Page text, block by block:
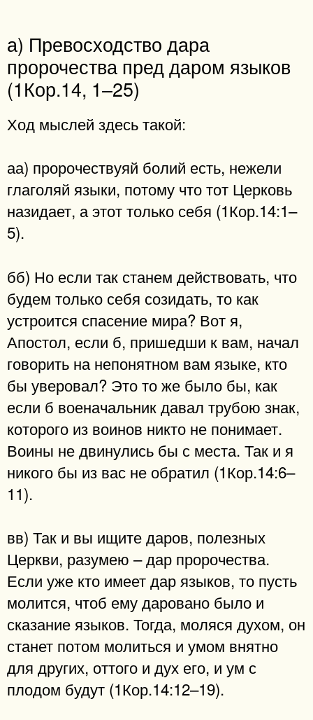
а) Превосходство дара
пророчества пред даром языков
(1Кор.14, 1–25)
Ход мыслей здесь такой:
аа) пророчествуяй болий есть, нежели
глаголяй языки, потому что тот Церковь
назидает, а этот только себя (1Кор.14:1–
5).
бб) Но если так станем действовать, что
будем только себя созидать, то как
устроится спасение мира? Вот я,
Апостол, если б, пришедши к вам, начал
говорить на непонятном вам языке, кто
бы уверовал? Это то же было бы, как
если б военачальник давал трубою знак,
которого из воинов никто не понимает.
Воины не двинулись бы с места. Так и я
никого бы из вас не обратил (1Кор.14:6–
11).
вв) Так и вы ищите даров, полезных
Церкви, разумею – дар пророчества.
Если уже кто имеет дар языков, то пусть
молится, чтоб ему даровано было и
сказание языков. Тогда, моляся духом, он
станет потом молиться и умом внятно
для других, оттого и дух его, и ум с
плодом будут (1Кор.14:12–19).